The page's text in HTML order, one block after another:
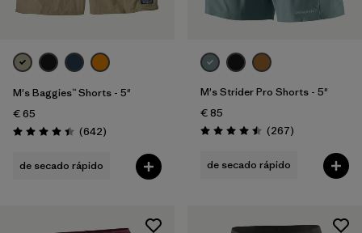
M's Baggies™ Shorts - 5"
€ 65
Puntuación: 4.4 / 5
(642Reseñas
)
de secado rápido
M's Strider Pro Shorts - 5"
€ 85
Puntuación: 4.5 / 5
(267Reseñas
)
de secado rápido